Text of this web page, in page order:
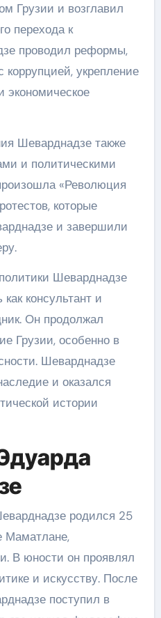
Грузии и возглавил
перехода к
проводил реформы,
укрепление
экономическое
Шеварднадзе также
и политическими
«Революция
которые
и завершили
Шеварднадзе
консультант и
Он продолжал
Грузии, особенно в
Шеварднадзе
и оказался
истории
родился 25
Маматлане,
В юности он проявлял
и искусству. После
поступил в